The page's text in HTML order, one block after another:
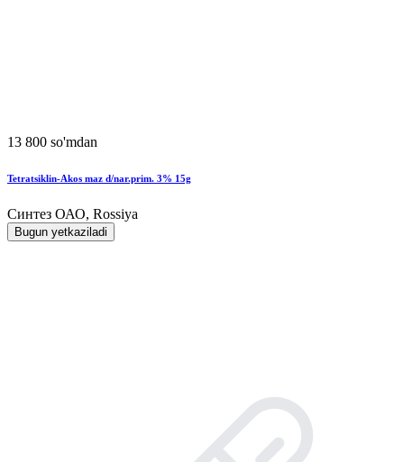
13 800 so'mdan
Tetratsiklin-Akos maz d/nar.prim. 3% 15g
Синтез ОАО, Rossiya
Bugun yetkaziladi